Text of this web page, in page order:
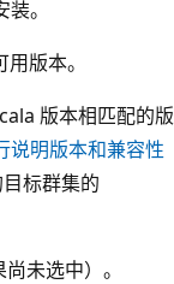
。
版本。
版本相匹配的版
明版本和兼容性
标群集的
未选中）。